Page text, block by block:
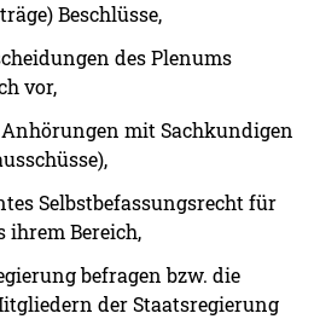
Beschlüsse,
des Plenums
vor,
mit Sachkundigen
Selbstbefassungsrecht für
ihrem Bereich,
befragen bzw. die
der Staatsregierung